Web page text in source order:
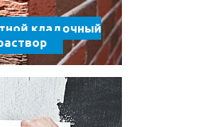
кладочный